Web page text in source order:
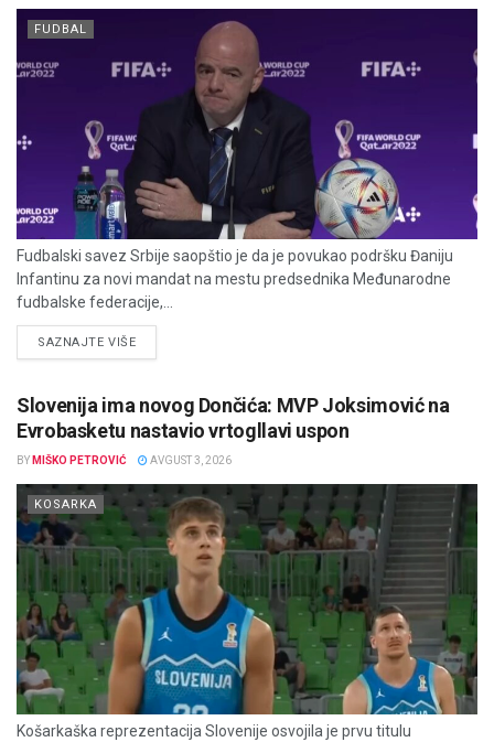
FUDBAL
Fudbalski savez Srbije saopštio je da je povukao podršku Đaniju
Infantinu za novi mandat na mestu predsednika Međunarodne
fudbalske federacije,...
SAZNAJTE VIŠEDETAILS
Slovenija ima novog Dončića: MVP Joksimović na
Evrobasketu nastavio vrtogllavi uspon
BY MIŠKO PETROVIĆ AVGUST 3, 2026
KOSARKA
Košarkaška reprezentacija Slovenije osvojila je prvu titulu